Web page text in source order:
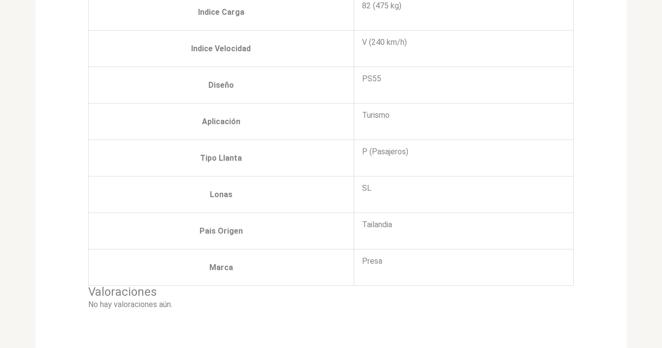
Indice Carga
82 (475 kg)
Indice Velocidad
V (240 km/h)
Diseño
PS55
Aplicación
Turismo
Tipo Llanta
P (Pasajeros)
Lonas
SL
Pais Origen
Tailandia
Marca
Presa
Valoraciones
No hay valoraciones aún.